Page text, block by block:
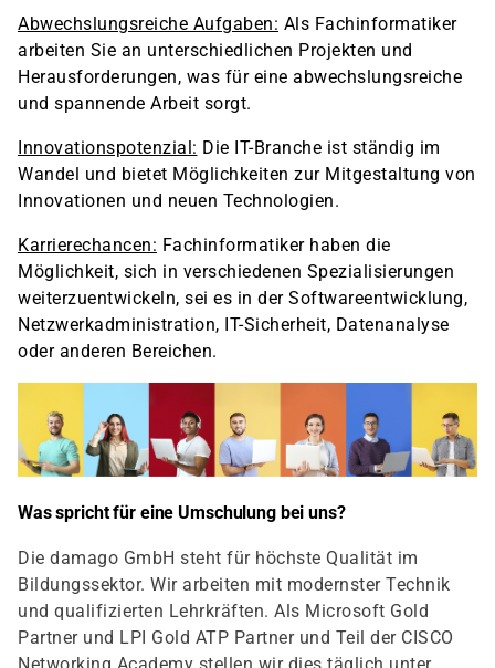
Abwechslungsreiche Aufgaben: Als Fachinformatiker
arbeiten Sie an unterschiedlichen Projekten und
Herausforderungen, was für eine abwechslungsreiche
und spannende Arbeit sorgt.
Innovationspotenzial: Die IT-Branche ist ständig im
Wandel und bietet Möglichkeiten zur Mitgestaltung von
Innovationen und neuen Technologien.
Karrierechancen: Fachinformatiker haben die
Möglichkeit, sich in verschiedenen Spezialisierungen
weiterzuentwickeln, sei es in der Softwareentwicklung,
Netzwerkadministration, IT-Sicherheit, Datenanalyse
oder anderen Bereichen.
Was spricht für eine Umschulung bei uns?
Die damago GmbH steht für höchste Qualität im
Bildungssektor. Wir arbeiten mit modernster Technik
und qualifizierten Lehrkräften. Als Microsoft Gold
Partner und LPI Gold ATP Partner und Teil der CISCO